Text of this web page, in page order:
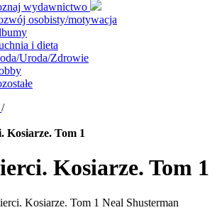
wydawnictwo
osobisty/motywacja
i dieta
Uroda/Zdrowie
/
Kosiarze. Tom 1
Kosiarze. Tom 1